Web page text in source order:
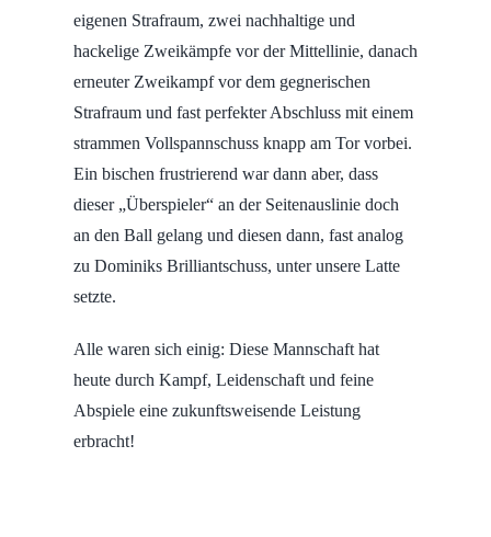
eigenen Strafraum, zwei nachhaltige und
hackelige Zweikämpfe vor der Mittellinie, danach
erneuter Zweikampf vor dem gegnerischen
Strafraum und fast perfekter Abschluss mit einem
strammen Vollspannschuss knapp am Tor vorbei.
Ein bischen frustrierend war dann aber, dass
dieser „Überspieler“ an der Seitenauslinie doch
an den Ball gelang und diesen dann, fast analog
zu Dominiks Brilliantschuss, unter unsere Latte
setzte.
Alle waren sich einig: Diese Mannschaft hat
heute durch Kampf, Leidenschaft und feine
Abspiele eine zukunftsweisende Leistung
erbracht!